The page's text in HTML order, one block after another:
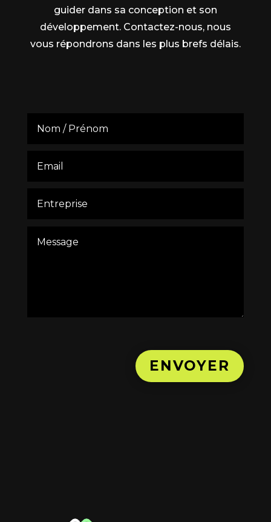
guider dans sa conception et son
développement. Contactez-nous, nous
vous répondrons dans les plus brefs délais.
ENVOYER